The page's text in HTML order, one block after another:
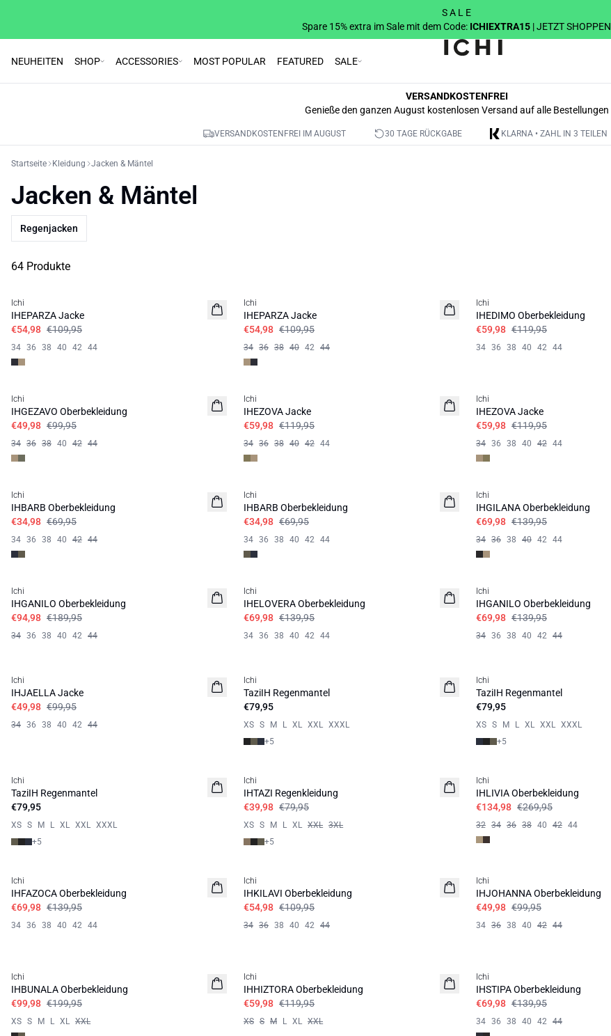
S A L E
Spare 15% extra im Sale mit dem Code: ICHIEXTRA15 | JETZT SHOPPEN
NEUHEITEN SHOP ACCESSORIES MOST POPULAR FEATURED SALE
VERSANDKOSTENFREI
Genieße den ganzen August kostenlosen Versand auf alle Bestellungen
VERSANDKOSTENFREI IM AUGUST 30 TAGE RÜCKGABE KLARNA • ZAHL IN 3 TEILEN
Startseite Kleidung Jacken & Mäntel
Jacken & Mäntel
Regenjacken
64 Produkte
Ichi
IHEPARZA Jacke
€54,98 €109,95
34 36 38 40 42 44
Ichi
IHEPARZA Jacke
€54,98 €109,95
34 36 38 40 42 44
Ichi
IHEDIMO Oberbekleidung
€59,98 €119,95
34 36 38 40 42 44
Ichi
IHGEZAVO Oberbekleidung
€49,98 €99,95
34 36 38 40 42 44
Ichi
IHEZOVA Jacke
€59,98 €119,95
34 36 38 40 42 44
Ichi
IHEZOVA Jacke
€59,98 €119,95
34 36 38 40 42 44
Ichi
IHBARB Oberbekleidung
€34,98 €69,95
34 36 38 40 42 44
Ichi
IHBARB Oberbekleidung
€34,98 €69,95
34 36 38 40 42 44
Ichi
IHGILANA Oberbekleidung
€69,98 €139,95
34 36 38 40 42 44
Ichi
IHGANILO Oberbekleidung
€94,98 €189,95
34 36 38 40 42 44
Ichi
IHELOVERA Oberbekleidung
€69,98 €139,95
34 36 38 40 42 44
Ichi
IHGANILO Oberbekleidung
€69,98 €139,95
34 36 38 40 42 44
Ichi
IHJAELLA Jacke
€49,98 €99,95
34 36 38 40 42 44
BASIC
Ichi
TaziIH Regenmantel
€79,95
XS S M L XL XXL XXXL
+5
BASIC
Ichi
TaziIH Regenmantel
€79,95
XS S M L XL XXL XXXL
+5
BASIC
Ichi
TaziIH Regenmantel
€79,95
XS S M L XL XXL XXXL
+5
Ichi
IHTAZI Regenkleidung
€39,98 €79,95
XS S M L XL XXL 3XL
+5
Ichi
IHLIVIA Oberbekleidung
€134,98 €269,95
32 34 36 38 40 42 44
Ichi
IHFAZOCA Oberbekleidung
€69,98 €139,95
34 36 38 40 42 44
Ichi
IHKILAVI Oberbekleidung
€54,98 €109,95
34 36 38 40 42 44
Ichi
IHJOHANNA Oberbekleidung
€49,98 €99,95
34 36 38 40 42 44
50% Daunen | 50% Federn
Ichi
IHBUNALA Oberbekleidung
€99,98 €199,95
XS S M L XL XXL
Ichi
IHHIZTORA Oberbekleidung
€59,98 €119,95
XS S M L XL XXL
Ichi
IHSTIPA Oberbekleidung
€69,98 €139,95
34 36 38 40 42 44